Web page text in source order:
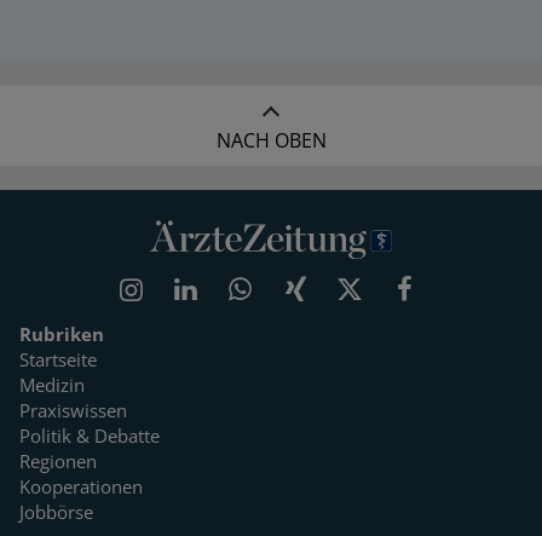
NACH OBEN
Rubriken
Startseite
Medizin
Praxiswissen
Politik & Debatte
Regionen
Kooperationen
Jobbörse